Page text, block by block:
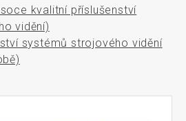
kvalitní příslušenství
vidění)
systémů strojového vidění